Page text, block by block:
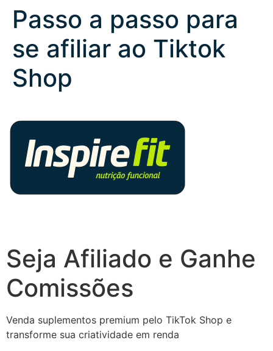
Passo a passo para
se afiliar ao Tiktok
Shop
Seja Afiliado e Ganhe
Comissões
Venda suplementos premium pelo TikTok Shop e
transforme sua criatividade em renda